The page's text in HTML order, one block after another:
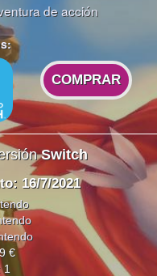
de acción
COMPRAR
Switch
16/7/2021
€
1